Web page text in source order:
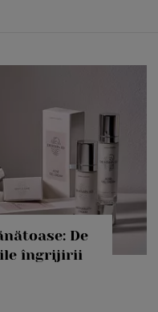
De
îngrijirii